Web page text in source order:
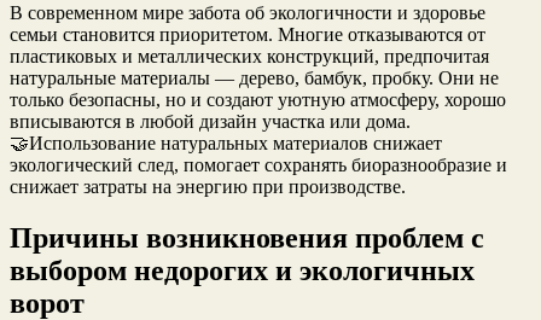
В современном мире забота об экологичности и здоровье
семьи становится приоритетом. Многие отказываются от
пластиковых и металлических конструкций, предпочитая
натуральные материалы — дерево, бамбук, пробку. Они не
только безопасны, но и создают уютную атмосферу, хорошо
вписываются в любой дизайн участка или дома.
🤝Использование натуральных материалов снижает
экологический след, помогает сохранять биоразнообразие и
снижает затраты на энергию при производстве.
Причины возникновения проблем с
выбором недорогих и экологичных
ворот